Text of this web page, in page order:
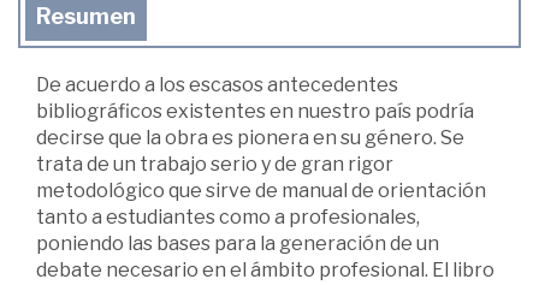
Resumen
De acuerdo a los escasos antecedentes
bibliográficos existentes en nuestro país podría
decirse que la obra es pionera en su género. Se
trata de un trabajo serio y de gran rigor
metodológico que sirve de manual de orientación
tanto a estudiantes como a profesionales,
poniendo las bases para la generación de un
debate necesario en el ámbito profesional. El libro